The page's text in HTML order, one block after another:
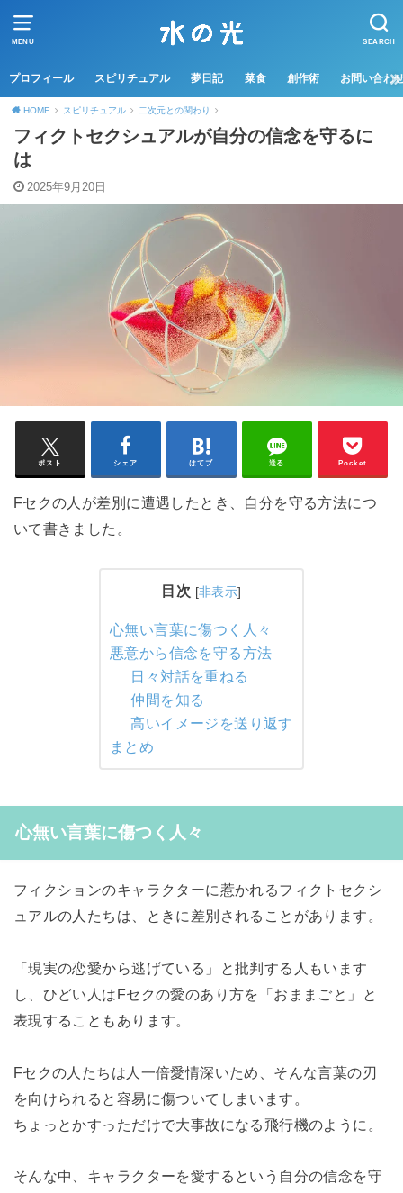
MENU SEARCH
プロフィール スピリチュアル 夢日記 菜食 創作術 お問い合わ
HOME スピリチュアル 二次元との関わり
フィクトセクシュアルが自分の信念を守るに
は
2025年9月20日
ポスト シェア はてブ 送る Pocket
Fセクの人が差別に遭遇したとき、自分を守る方法につ
いて書きました。
目次 [非表示]
心無い言葉に傷つく人々
悪意から信念を守る方法
日々対話を重ねる
仲間を知る
高いイメージを送り返す
まとめ
心無い言葉に傷つく人々
フィクションのキャラクターに惹かれるフィクトセクシ
ュアルの人たちは、ときに差別されることがあります。
「現実の恋愛から逃げている」と批判する人もいます
し、ひどい人はFセクの愛のあり方を「おままごと」と
表現することもあります。
Fセクの人たちは人一倍愛情深いため、そんな言葉の刃
を向けられると容易に傷ついてしまいます。
ちょっとかすっただけで大事故になる飛行機のように。
そんな中、キャラクターを愛するという自分の信念を守